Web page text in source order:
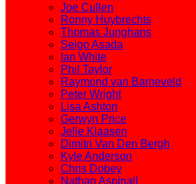
Joe Cullen
Ronny Huybrechts
Thomas Junghans
Seigo Asada
Ian White
Phil Taylor
Raymond van Barneveld
Peter Wright
Lisa Ashton
Gerwyn Price
Jelle Klaasen
Dimitri Van Den Bergh
Kyle Anderson
Chris Dobey
Nathan Aspinall